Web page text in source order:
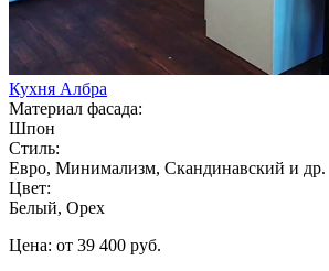
Кухня Албра
Материал фасада:
Шпон
Стиль:
Евро, Минимализм, Скандинавский и др.
Цвет:
Белый, Орех
Цена: от 39 400 руб.